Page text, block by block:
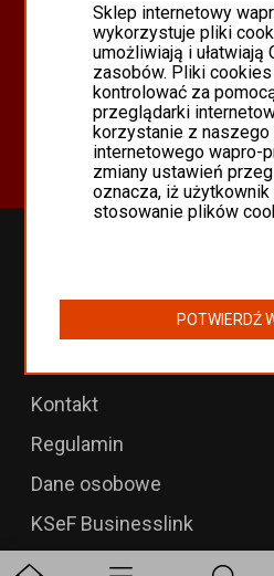
PROGRAMY MISTRAL
SYSTEM SCANMAG
Oferta
Programy Asseco
Odnowienia 365 i
Programy WAPRO
Kontakt
Regulamin
Dane osobowe
KSeF Businesslink
Sklep internetowy
wykorzystuje pliki
umożliwiają i
zasobów. Pliki
kontrolować za
przeglądarki
korzystanie z naszego
internetowego wapro-
zmiany ustawień
oznacza, iż
stosowanie plików
POTWIERDŹ